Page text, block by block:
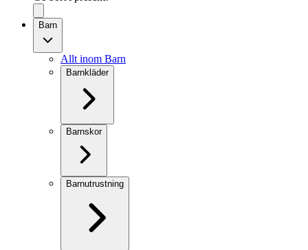
Barn
Allt inom Barn
Barnkläder
Barnskor
Barnutrustning